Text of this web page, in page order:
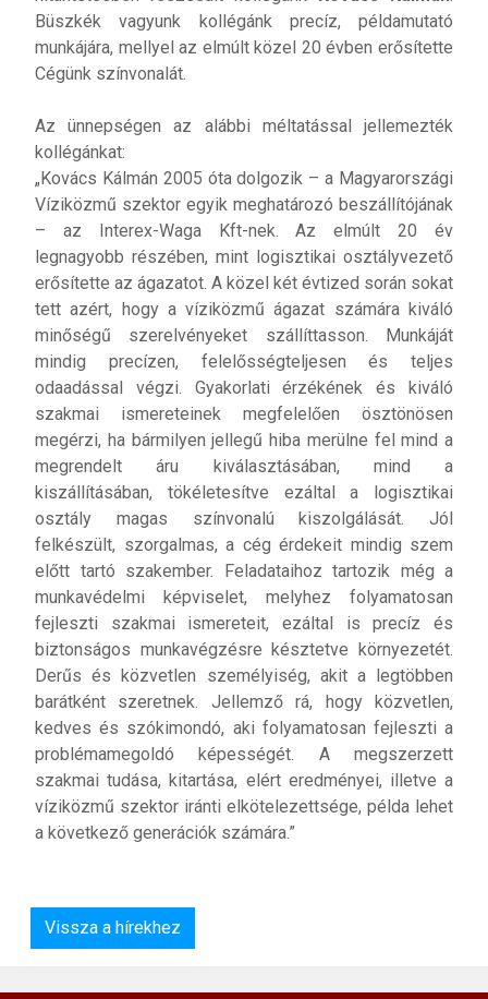
Büszkék vagyunk kollégánk precíz, példamutató
munkájára, mellyel az elmúlt közel 20 évben erősítette
Cégünk színvonalát.
Az ünnepségen az alábbi méltatással jellemezték
kollégánkat:
„Kovács Kálmán 2005 óta dolgozik – a Magyarországi
Víziközmű szektor egyik meghatározó beszállítójának
– az Interex-Waga Kft-nek. Az elmúlt 20 év
legnagyobb részében, mint logisztikai osztályvezető
erősítette az ágazatot. A közel két évtized során sokat
tett azért, hogy a víziközmű ágazat számára kiváló
minőségű szerelvényeket szállíttasson. Munkáját
mindig precízen, felelősségteljesen és teljes
odaadással végzi. Gyakorlati érzékének és kiváló
szakmai ismereteinek megfelelően ösztönösen
megérzi, ha bármilyen jellegű hiba merülne fel mind a
megrendelt áru kiválasztásában, mind a
kiszállításában, tökéletesítve ezáltal a logisztikai
osztály magas színvonalú kiszolgálását. Jól
felkészült, szorgalmas, a cég érdekeit mindig szem
előtt tartó szakember. Feladataihoz tartozik még a
munkavédelmi képviselet, melyhez folyamatosan
fejleszti szakmai ismereteit, ezáltal is precíz és
biztonságos munkavégzésre késztetve környezetét.
Derűs és közvetlen személyiség, akit a legtöbben
barátként szeretnek. Jellemző rá, hogy közvetlen,
kedves és szókimondó, aki folyamatosan fejleszti a
problémamegoldó képességét. A megszerzett
szakmai tudása, kitartása, elért eredményei, illetve a
víziközmű szektor iránti elkötelezettsége, példa lehet
a következő generációk számára.”
Vissza a hírekhez